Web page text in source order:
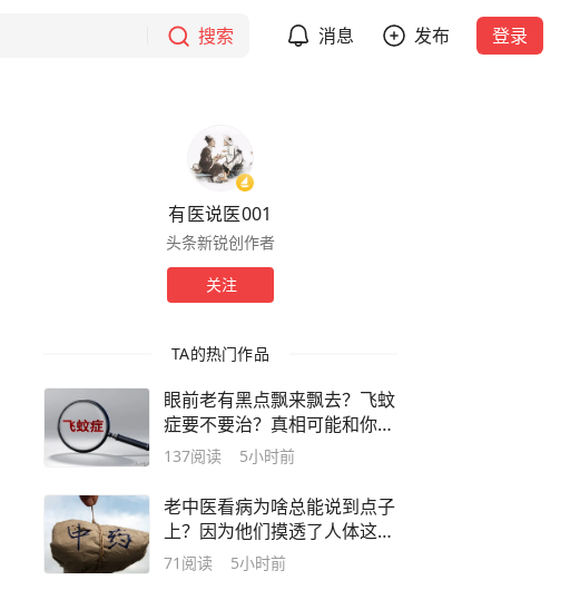
搜索 消息 发布 登录
有医说医001
头条新锐创作者
关注
TA的热门作品
眼前老有黑点飘来飘去？飞蚊
症要不要治？真相可能和你想
的不一样
137阅读 5小时前
老中医看病为啥总能说到点子
上？因为他们摸透了人体这几
条"铁律"
71 阅读 5小时前